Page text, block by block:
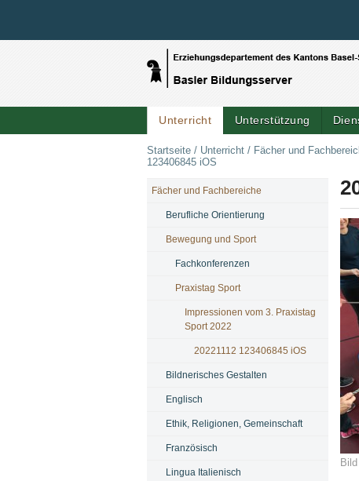
Unterricht Unterstützung
Startseite / Unterricht / Fächer und
123406845 iOS
NAVIGATION
Fächer und Fachbereiche
Berufliche Orientierung
Bewegung und Sport
Fachkonferenzen
Praxistag Sport
Impressionen vom 3. Praxistag
Sport 2022
20221112 123406845 iOS
Bildnerisches Gestalten
Englisch
Ethik, Religionen, Gemeinschaft
Französisch
Lingua Italienisch